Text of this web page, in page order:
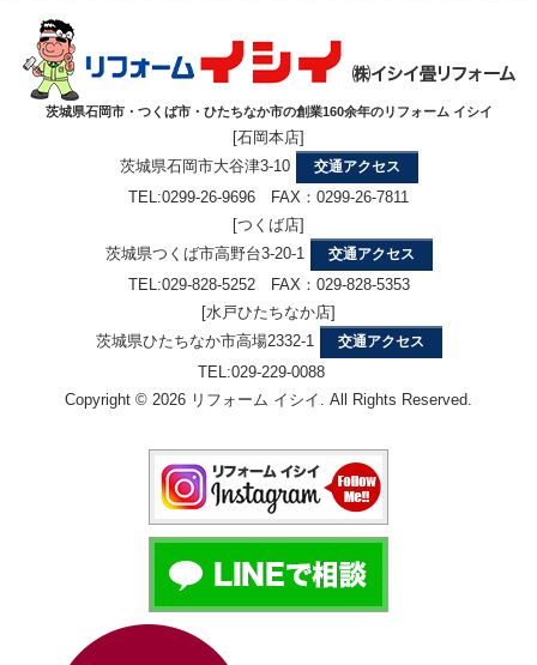
茨城県石岡市・つくば市・ひたちなか市の創業160余年のリフォーム イシイ
[石岡本店]
茨城県石岡市大谷津3-10
交通アクセス
TEL:0299-26-9696 FAX：0299-26-7811
[つくば店]
茨城県つくば市高野台3-20-1
交通アクセス
TEL:029-828-5252 FAX：029-828-5353
[水戸ひたちなか店]
茨城県ひたちなか市高場2332-1
交通アクセス
TEL:029-229-0088
Copyright © 2026 リフォーム イシイ. All Rights Reserved.